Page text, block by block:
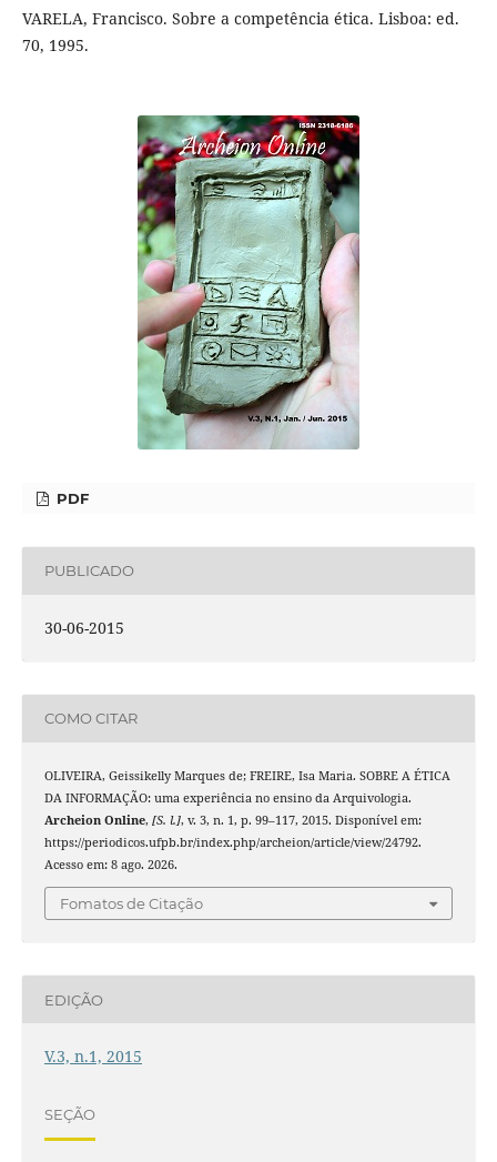
VARELA, Francisco. Sobre a competência ética. Lisboa: ed.
70, 1995.
PDF
PUBLICADO
30-06-2015
COMO CITAR
OLIVEIRA, Geissikelly Marques de; FREIRE, Isa Maria. SOBRE A ÉTICA
DA INFORMAÇÃO: uma experiência no ensino da Arquivologia.
Archeion Online, [S. l.], v. 3, n. 1, p. 99–117, 2015. Disponível em:
https://periodicos.ufpb.br/index.php/archeion/article/view/24792.
Acesso em: 8 ago. 2026.
Fomatos de Citação
EDIÇÃO
V.3, n.1, 2015
SEÇÃO